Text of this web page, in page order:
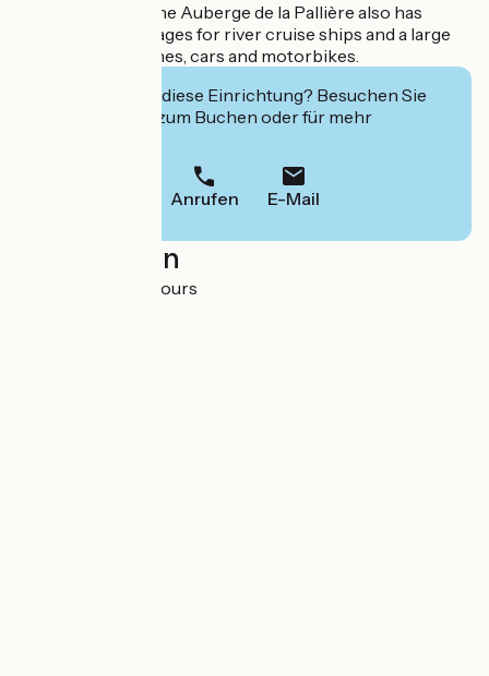
Ideal for groups: the Auberge de la Pallière also has
several landing stages for river cruise ships and a large
car park for coaches, cars and motorbikes.
Interessiert Sie diese Einrichtung? Besuchen Sie
deren Website zum Buchen oder für mehr
Anrufen E-Mail
Localisation
RD992 01350 Lavours